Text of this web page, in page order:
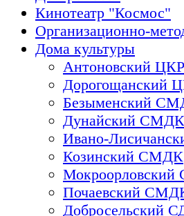
Кинотеатр "Космос"
Организационно-
Дома культуры
Антоновский ЦКР
Дорогощанский
Безыменский
Дунайский СМДК
Ивано-
Козинский СМДК
Почаевский
Добросельский